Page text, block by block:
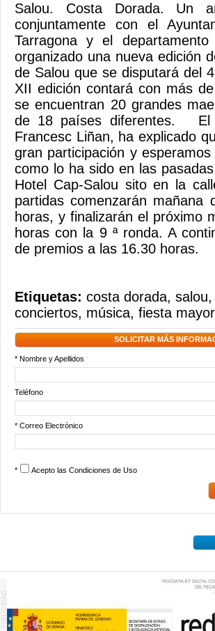
Salou. Costa Dorada. Un
conjuntamente con el
Tarragona y el
organizado una nueva edición
de Salou que se disputará del
XII edición contará con más
se encuentran 20 grandes
de 18 países diferentes. El
Francesc Liñan, ha explicado
gran participación y
como lo ha sido en las
Hotel Cap-Salou sito en la
partidas comenzarán
horas, y finalizarán el próximo
horas con la 9 ª ronda. A
de premios a las 16.30 horas.
Etiquetas: costa dorada, salou,
conciertos, música, fiesta mayor
SOLICITAR MÁS
* Nombre y Apellidos
Teléfono
* Correo Electrónico
* Acepto las Condiciones de Uso